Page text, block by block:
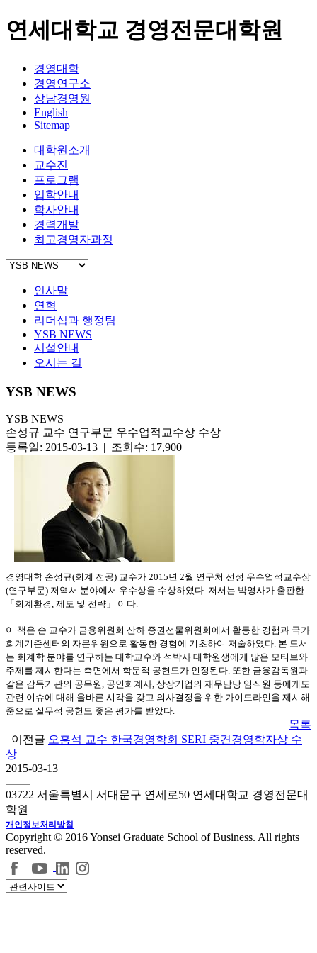
연세대학교 경영전문대학원
경영대학
경영연구소
상남경영원
English
Sitemap
대학원소개
교수진
프로그램
입학안내
학사안내
경력개발
최고경영자과정
인사말
연혁
리더십과 행정팀
YSB NEWS
시설안내
오시는 길
YSB NEWS
YSB NEWS
손성규 교수 연구부문 우수업적교수상 수상
등록일: 2015-03-13 | 조회수: 17,900
경영대학 손성규(회계 전공) 교수가 2015년 2월 연구처 선정 우수업적교수상
(연구부문) 저역서 분야에서 우수상을 수상하였다. 저서는 박영사가 출판한
「회계환경, 제도 및 전략」 이다.
이 책은 손 교수가 금융위원회 산하 증권선물위원회에서 활동한 경험과 국가
회계기준센터의 자문위원으로 활동한 경험에 기초하여 저술하였다. 본 도서
는 회계학 분야를 연구하는 대학교수와 석박사 대학원생에게 많은 모티브와
주제를 제시한다는 측면에서 학문적 공헌도가 인정된다. 또한 금융감독원과
같은 감독기관의 공무원, 공인회계사, 상장기업의 재무담당 임직원 등에게도
관련 이슈에 대해 올바른 시각을 갖고 의사결정을 위한 가이드라인을 제시해
줌으로 실무적 공헌 도 좋은 평가를 받았다.
목록
이전글 오홍석 교수 한국경영학회 SERI 중견경영학자상 수
상
2015-03-13
03722 서울특별시 서대문구 연세로50 연세대학교 경영전문대
학원
개인정보처리방침
Copyright © 2016 Yonsei Graduate School of Business. All rights
reserved.